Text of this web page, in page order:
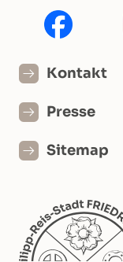
Kontakt
Presse
Sitemap